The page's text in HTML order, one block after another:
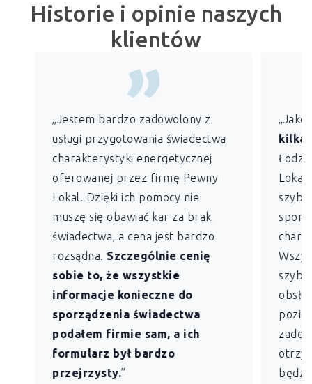
Historie i opinie naszych
klientów
„Jestem bardzo zadowolony z
usługi przygotowania świadectwa
charakterystyki energetycznej
oferowanej przez firmę Pewny
Lokal. Dzięki ich pomocy nie
muszę się obawiać kar za brak
świadectwa, a cena jest bardzo
rozsądna. Szczególnie cenię
sobie to, że wszystkie
informacje konieczne do
sporządzenia świadectwa
podałem firmie sam, a ich
formularz był bardzo
przejrzysty.”
„Jako
Łodzi)
Lokal